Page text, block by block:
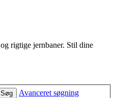
rigtige jernbaner. Stil dine
Søg Avanceret søgning